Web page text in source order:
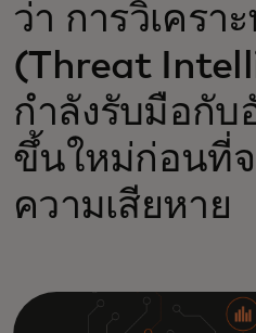
ว่า การวิเครา
(Threat
กำลังรับมือกับ
ขึ้นใหม่ก่อนที่จ
ความเสียหาย